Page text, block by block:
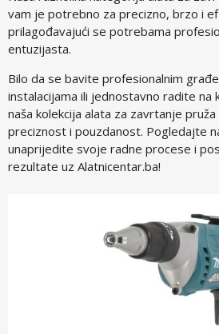
vam je potrebno za precizno, brzo i
prilagođavajući se potrebama
entuzijasta.
Bilo da se bavite profesionalnim
instalacijama ili jednostavno radite na
naša kolekcija alata za zavrtanje
preciznost i pouzdanost. Pogledajte
unaprijedite svoje radne procese i
rezultate uz Alatnicentar.ba!